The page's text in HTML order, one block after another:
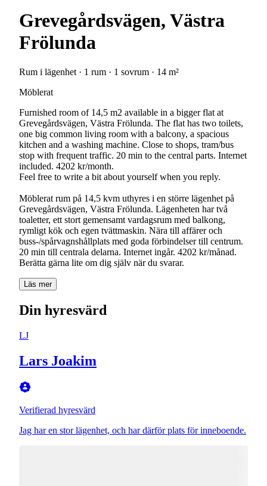
Grevegårdsvägen, Västra
Frölunda
Rum i lägenhet · 1 rum · 1 sovrum · 14 m²
Möblerat
Furnished room of 14,5 m2 available in a bigger flat at
Grevegårdsvägen, Västra Frölunda. The flat has two toilets,
one big common living room with a balcony, a spacious
kitchen and a washing machine. Close to shops, tram/bus
stop with frequent traffic. 20 min to the central parts. Internet
included. 4202 kr/month.
Feel free to write a bit about yourself when you reply.
Möblerat rum på 14,5 kvm uthyres i en större lägenhet på
Grevegårdsvägen, Västra Frölunda. Lägenheten har två
toaletter, ett stort gemensamt vardagsrum med balkong,
rymligt kök och egen tvättmaskin. Nära till affärer och
buss-/spårvagnshållplats med goda förbindelser till centrum.
20 min till centrala delarna. Internet ingår. 4202 kr/månad.
Berätta gärna lite om dig själv när du svarar.
Läs mer
Din hyresvärd
LJ
Lars Joakim
Verifierad hyresvärd
Jag har en stor lägenhet, och har därför plats för inneboende.